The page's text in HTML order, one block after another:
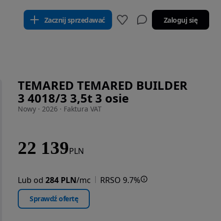
Zacznij sprzedawać Zaloguj się
TEMARED TEMARED BUILDER
3 4018/3 3,5t 3 osie
Nowy · 2026 · Faktura VAT
22 139PLN
Lub od 284 PLN/mc RRSO 9.7%
Sprawdź ofertę